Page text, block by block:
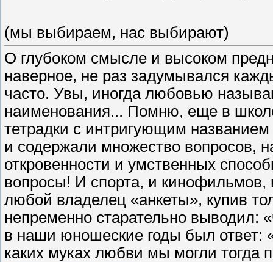
(мы выбираем, нас выбирают)
О глубоком смысле и высоком
наверное, не раз задумывался
часто. Увы, иногда любовью
наименования... Помню, еще в
тетрадки с интригующим
и содержали множество вопросов,
откровенности и умственных
вопросы! И спорта, и
любой владелец «анкеты», купив
непременно старательно выводил:
в наши юношеские годы был ответ:
каких муках любви мы могли тогда